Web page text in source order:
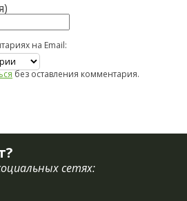
на Email:
без оставления комментария.
сетях: